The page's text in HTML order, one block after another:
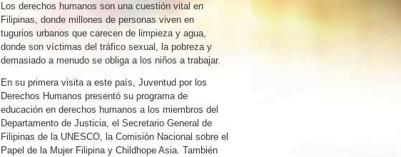
Los derechos humanos son una cuestión vital en
Filipinas, donde millones de personas viven en
tugurios urbanos que carecen de limpieza y agua,
donde son víctimas del tráfico sexual, la pobreza y
demasiado a menudo se obliga a los niños a trabajar.
En su primera visita a este país, Juventud por los
Derechos Humanos presentó su programa de
educación en derechos humanos a los miembros del
Departamento de Justicia, el Secretario General de
Filipinas de la UNESCO, la Comisión Nacional sobre el
Papel de la Mujer Filipina y Childhope Asia. También